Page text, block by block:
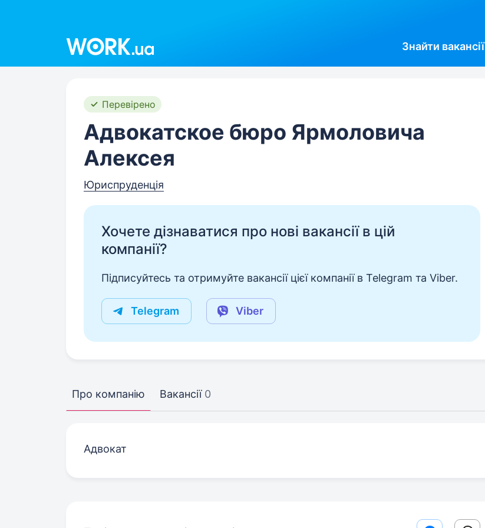
Знайти вакансії
Перевірено
Адвокатское бюро Ярмоловича
Алексея
Юриспруденція
Хочете дізнаватися про нові вакансії в цій
компанії?
Підписуйтесь та отримуйте вакансії цієї компанії в Telegram та Viber.
Telegram Viber
Про компанію Вакансії 0
Адвокат